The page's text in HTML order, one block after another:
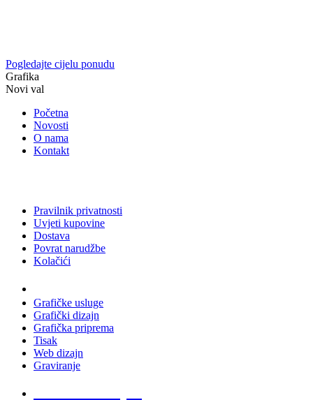
Pogledajte cijelu ponudu
Grafika
Novi val
Početna
Novosti
O nama
Kontakt
Pravilnik privatnosti
Uvjeti kupovine
Dostava
Povrat narudžbe
Kolačići
Grafičke usluge
Grafički dizajn
Grafička priprema
Tisak
Web dizajn
Graviranje